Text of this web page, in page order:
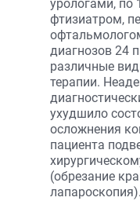
урологами, по
фтизиатром,
диагнозов 24
различные
терапии.
ухудшило
осложнения
пациента
(обрезание
лапароскопия).